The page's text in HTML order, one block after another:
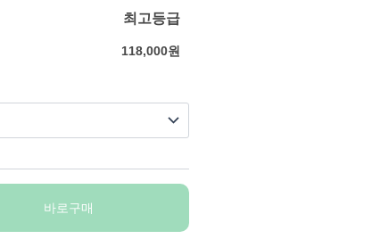
최고등급
118,000원
바로구매